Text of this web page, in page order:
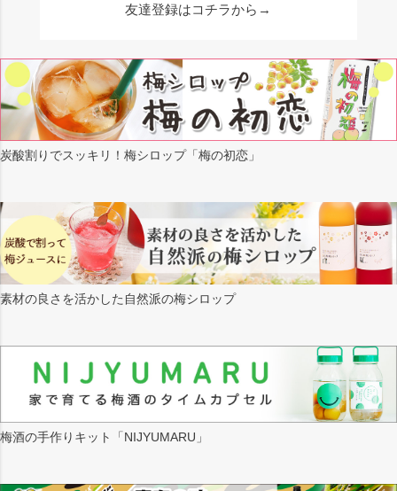
友達登録はコチラから→
炭酸割りでスッキリ！梅シロップ「梅の初恋」
素材の良さを活かした自然派の梅シロップ
梅酒の手作りキット「NIJYUMARU」